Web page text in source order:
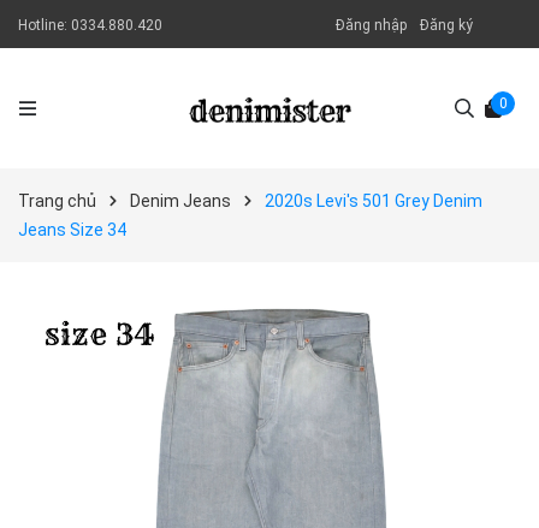
Hotline: 0334.880.420 Đăng nhập Đăng ký
0
Trang chủ Denim Jeans
2020s Levi's 501 Grey Denim
Jeans Size 34